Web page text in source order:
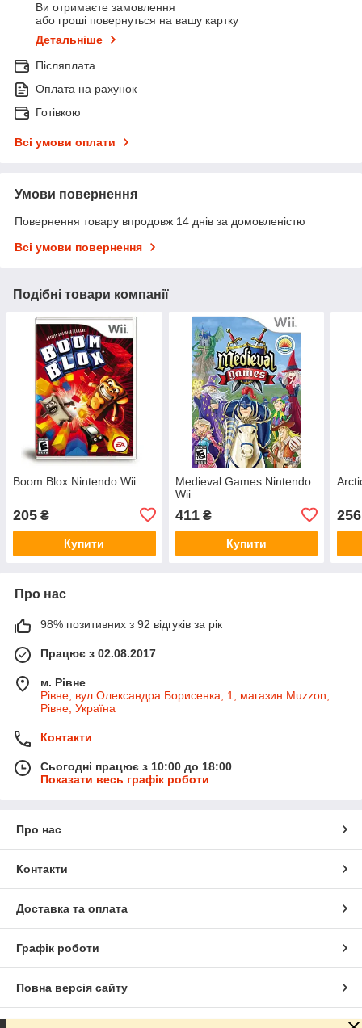
Ви отримаєте замовлення
або гроші повернуться на вашу картку
Детальніше
Післяплата
Оплата на рахунок
Готівкою
Всі умови оплати
Умови повернення
Повернення товару впродовж 14 днів за домовленістю
Всі умови повернення
Подібні товари компанії
Boom Blox Nintendo Wii
205 ₴
Купити
Medieval Games Nintendo
Wii
411₴
Купити
256
Про нас
98% позитивних з 92 відгуків за рік
Працює з 02.08.2017
м. Рівне
Рівне, вул Олександра Борисенка, 1, магазин Muzzon,
Рівне, Україна
Контакти
Сьогодні працює з 10:00 до 18:00
Показати весь графік роботи
Про нас
Контакти
Доставка та оплата
Графік роботи
Повна версія сайту